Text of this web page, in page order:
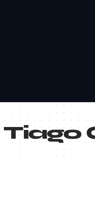
Tiago